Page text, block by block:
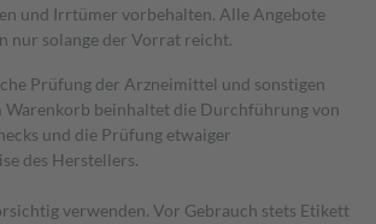
und Irrtümer vorbehalten. Alle Angebote
nur solange der Vorrat reicht.
Prüfung der Arzneimittel und sonstigen
Warenkorb beinhaltet die Durchführung von
und die Prüfung etwaiger
des Herstellers.
verwenden. Vor Gebrauch stets Etikett